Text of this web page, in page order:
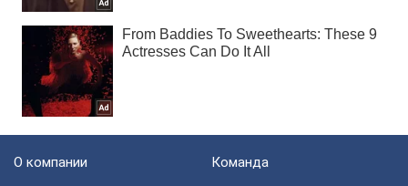
О компании Команда